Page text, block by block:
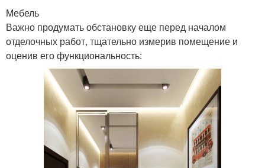
Мебель
Важно продумать обстановку еще перед началом
отделочных работ, тщательно измерив помещение и
оценив его функциональность: